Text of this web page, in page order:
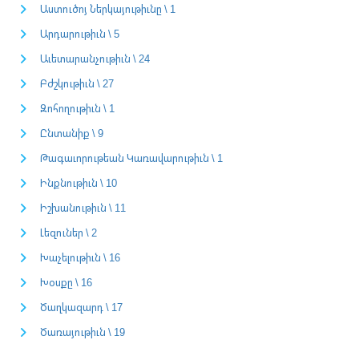
Աստուծոյ Ներկայութիւնը \ 1
Արդարութիւն \ 5
Աւետարանչութիւն \ 24
Բժշկութիւն \ 27
Զոհողութիւն \ 1
Ընտանիք \ 9
Թագաւորութեան Կառավարութիւն \ 1
Ինքնութիւն \ 10
Իշխանութիւն \ 11
Լեզուներ \ 2
Խաչելութիւն \ 16
Խօսքը \ 16
Ծաղկազարդ \ 17
Ծառայութիւն \ 19